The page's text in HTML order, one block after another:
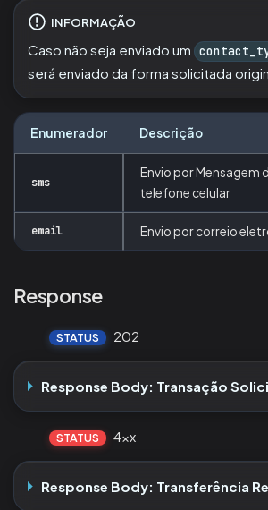
INFORMAÇÃO
Caso não seja enviado um
será enviado da forma solicitada
Enumerador Descrição
sms
Envio por Mensagem
telefone celular
email Envio por correio
Response
STATUS 202
Response Body: Transação
STATUS 4xx
Response Body: Transferência